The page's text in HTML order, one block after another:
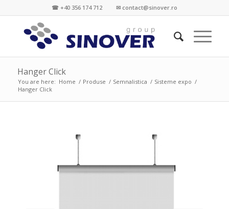
☎ +40 356 174 712 ✉ contact@sinover.ro
Hanger Click
You are here: Home / Produse / Semnalistica / Sisteme expo /
Hanger Click